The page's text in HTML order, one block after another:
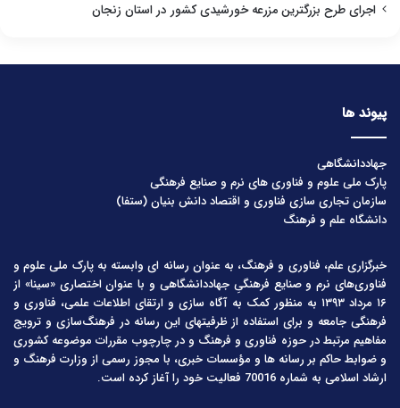
اجرای طرح بزرگترین مزرعه خورشیدی کشور در استان زنجان
پیوند ها
جهاددانشگاهی
پارک ملی علوم و فناوری های نرم و صنایع فرهنگی
سازمان تجاری سازی فناوری و اقتصاد دانش بنیان (ستفا)
دانشگاه علم و فرهنگ
خبرگزاری علم، فناوری و فرهنگ، به عنوان رسانه ای وابسته به پارک ملی علوم و
فناوری‌های نرم و صنایع فرهنگیِ جهاددانشگاهی و با عنوان اختصاری «سینا» از
۱۶ مرداد ۱۳۹۳ به منظور کمک به آگاه سازی و ارتقای اطلاعات علمی، فناوری و
فرهنگی جامعه و برای استفاده از ظرفیتهای این رسانه در فرهنگ‌سازی و ترویج
مفاهیم مرتبط در حوزه فناوری و فرهنگ و در چارچوب مقررات موضوعه کشوری
و ضوابط حاکم بر رسانه ها و مؤسسات خبری، با مجوز رسمی از وزارت فرهنگ و
ارشاد اسلامی به شماره 70016 فعالیت خود را آغاز کرده است.